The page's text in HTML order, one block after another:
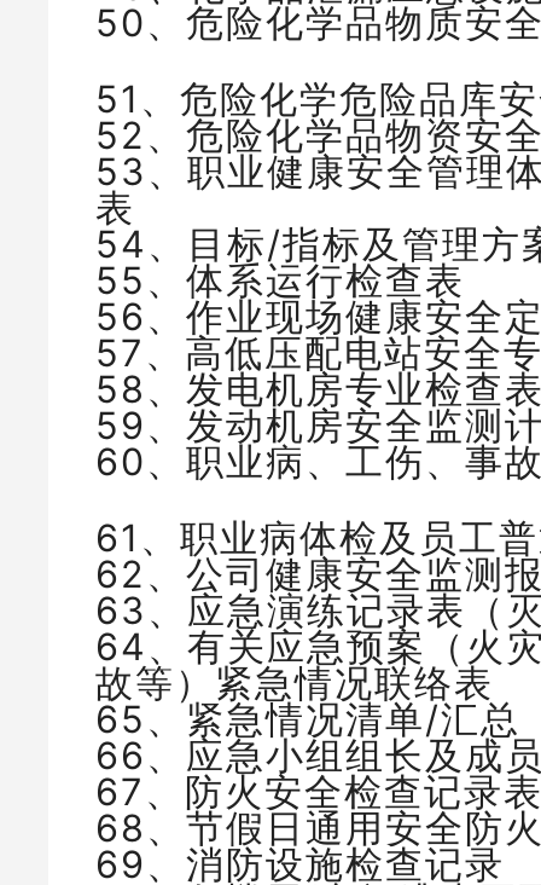
50、危险化学品物质安
51、危险化学危险品库
52、危险化学品物资安
53、职业健康安全管理
表
54、目标/指标及管理方
55、体系运行检查表
56、作业现场健康安全
57、高低压配电站安全
58、发电机房专业检查
59、发动机房安全监测
60、职业病、工伤、事
61、职业病体检及员工
62、公司健康安全监测
63、应急演练记录表（
64、有关应急预案（火
故等）紧急情况联络表
65、紧急情况清单/汇总
66、应急小组组长及成
67、防火安全检查记录
68、节假日通用安全防
69、消防设施检查记录